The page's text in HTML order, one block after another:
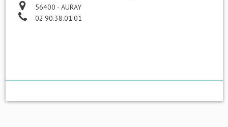
56400 - AURAY
02.90.38.01.01